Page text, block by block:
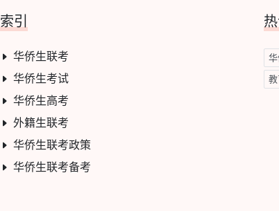
索引
华侨生联考
华侨生考试
华侨生高考
外籍生联考
华侨生联考政策
华侨生联考备考
教